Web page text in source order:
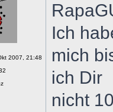
2007, 21:48
Ich
mich
ich Dir
nicht